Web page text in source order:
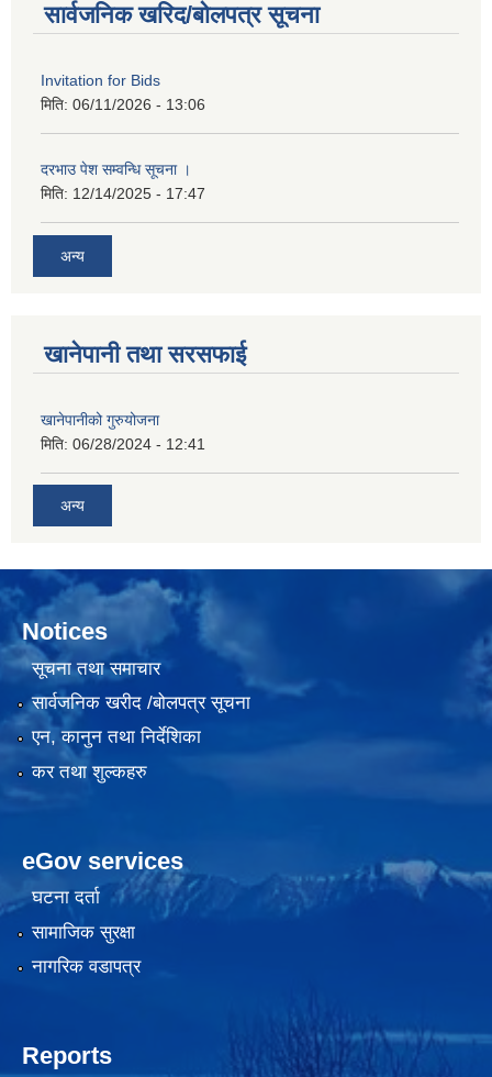
सार्वजनिक खरिद/बोलपत्र सूचना
Invitation for Bids
मिति: 06/11/2026 - 13:06
दरभाउ पेश सम्वन्धि सूचना ।
मिति: 12/14/2025 - 17:47
अन्य
खानेपानी तथा सरसफाई
खानेपानीको गुरुयोजना
मिति: 06/28/2024 - 12:41
अन्य
Notices
सूचना तथा समाचार
सार्वजनिक खरीद /बोलपत्र सूचना
एन, कानुन तथा निर्देशिका
कर तथा शुल्कहरु
eGov services
घटना दर्ता
सामाजिक सुरक्षा
नागरिक वडापत्र
Reports